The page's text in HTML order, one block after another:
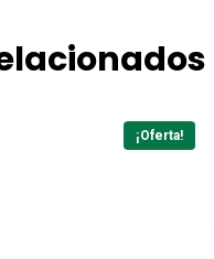
¡Oferta!